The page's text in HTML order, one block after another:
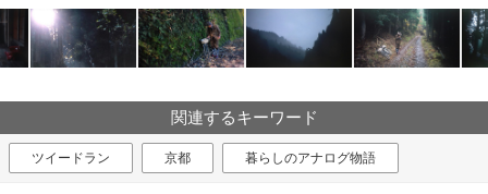
関連するキーワード
ツイードラン 京都 暮らしのアナログ物語